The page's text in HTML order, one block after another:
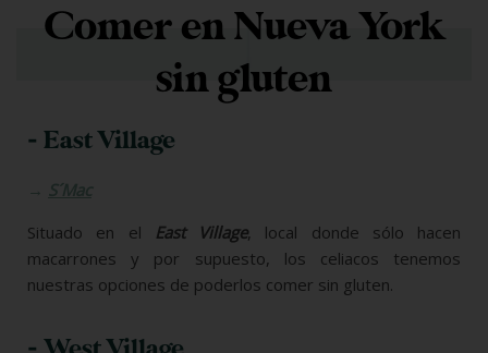
Comer en Nueva York
sin gluten
- East Village
→ S´Mac
Situado en el
East Village, local donde sólo hacen
macarrones y por supuesto, los celiacos tenemos
nuestras opciones de poderlos comer sin gluten.